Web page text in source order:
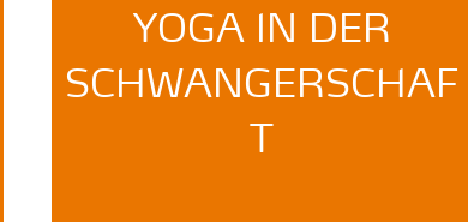
YOGA IN DER
SCHWANGERSCHAF
T